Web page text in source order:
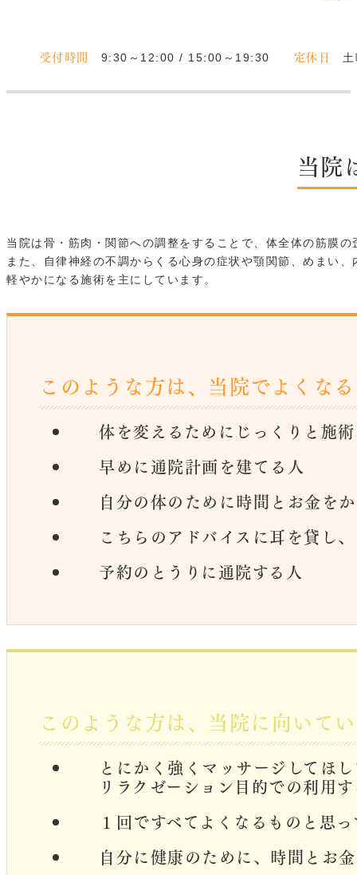
受付時間 9:30～12:00 / 15:00～19:30 定休日
当院
当院は骨・筋肉・関節への調整をすることで、体全体の筋膜
また、自律神経の不調からくる心身の症状や顎関節、めまい
軽やかになる施術を主にしています。
このような方は、当院でよくな
体を変えるためにじっくりと施
早めに通院計画を建てる人
自分の体のために時間とお金を
こちらのアドバイスに耳を貸し
予約のとうりに通院する人
このような方は、当院に向いて
とにかく強くマッサージしてほ
リラクゼーション目的での利用
１回ですべてよくなるものと思
自分に健康のために、時間とお